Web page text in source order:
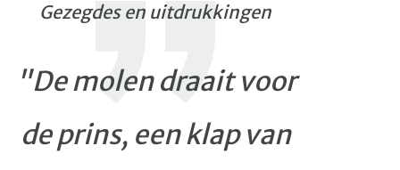
Gezegdes en uitdrukkingen
"De molen draait voor
de prins, een klap van